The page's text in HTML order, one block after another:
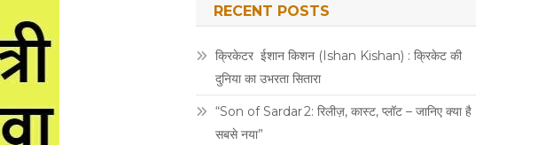
RECENT POSTS
क्रिकेटर ईशान किशन (Ishan Kishan) : क्रिकेट की
दुनिया का उभरता सितारा
“Son of Sardar 2: रिलीज़, कास्ट, प्लॉट – जानिए क्या है
सबसे नया”